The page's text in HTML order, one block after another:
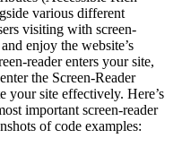
various different
visiting with screen-
enjoy the website’s
reader enters your site,
the Screen-Reader
your site effectively. Here’s
important screen-reader
of code examples: